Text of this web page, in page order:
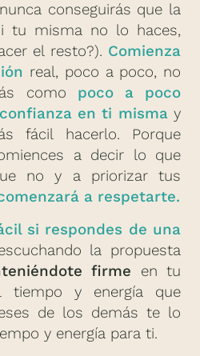
conseguirás que la
tu misma no lo haces,
el resto?). Comienza
real, poco a poco, no
como poco a poco
en ti mismay
fácil hacerlo. Porque
a decir lo que
no y a priorizar tus
a respetarte.
si respondes de una
la propuesta
firme en tu
tiempo y energía que
de los demás te lo
y energía para ti.